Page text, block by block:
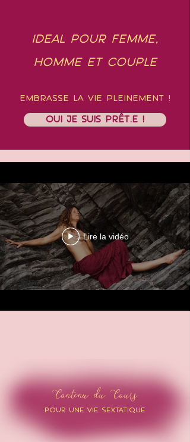
IDEAL POUR FEMME,
HOMME ETCOUPLE
EMBRASSE LA VIE PLEINEMENT !
OUI JE SUIS PRÊT.E !
Lire la vidéo
Contenu du Cours
POUR UNE VIE SEXTATIQUE